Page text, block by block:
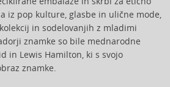
iz pop kulture, glasbe in ulične mode,
in sodelovanjih z mladimi
znamke so bile mednarodne
in Lewis Hamilton, ki s svojo
znamke.